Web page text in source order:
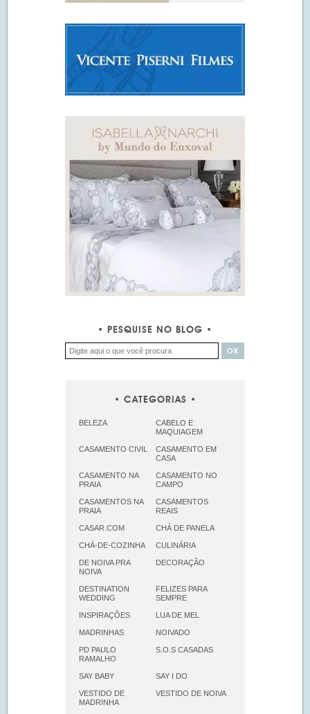
PESQUISE NO BLOG
CATEGORIAS
BELEZA
CABELO E
MAQUIAGEM
CASAMENTO CIVIL
CASAMENTO EM
CASA
CASAMENTO NA
PRAIA
CASAMENTO NO
CAMPO
CASAMENTOS NA
PRAIA
CASAMENTOS
REAIS
CASAR.COM CHÁ DE PANELA
CHÁ-DE-COZINHA CULINÁRIA
DE NOIVA PRA
NOIVA
DECORAÇÃO
DESTINATION
WEDDING
FELIZES PARA
SEMPRE
INSPIRAÇÕES LUA DE MEL
MADRINHAS NOIVADO
PD PAULO
RAMALHO
S.O.S CASADAS
SAY BABY SAY I DO
VESTIDO DE
MADRINHA
VESTIDO DE NOIVA